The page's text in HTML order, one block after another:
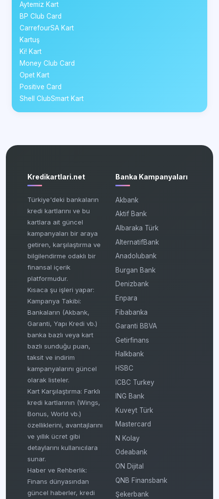
Aytemiz Kart
BP Club Card
CarrefourSA Kart
Kartuş
Ki! Kart
Money Club Card
Opet Kart
Positive Card
Shell ClubSmart Kart
Kredikartlari.net
Türkiye'deki bankaların
kredi kartlarını ve bu
kartlara ait güncel
kampanyaları bir araya
getiren, karşılaştırma ve
bilgilendirme odaklı bir
finansal içerik
platformudur.
Kısaca şu işleri yapar:
Kampanya Takibi:
Bankaların (Akbank,
Garanti, Yapı Kredi vb.)
banka bazlı veya kart
bazlı sunduğu puan,
taksit ve indirim
kampanyalarını güncel
olarak listeler.
Kart Karşılaştırma: Farklı
kredi kartlarının (Wings,
Bonus, World vb.)
özelliklerini, avantajlarını
ve yıllık ücret gibi
detaylarını kullanıcılara
sunar.
Haber ve Rehberlik:
Finans dünyasından
güncel haberler, kredi
Banka Kampanyaları
Akbank
Aktif Bank
Albaraka Türk
AlternatifBank
Anadolubank
Burgan Bank
Denizbank
Enpara
Fibabanka
Garanti BBVA
Getirfinans
Halkbank
HSBC
ICBC Turkey
ING Bank
Kuveyt Türk
Mastercard
N Kolay
Odeabank
ON Dijital
QNB Finansbank
Şekerbank